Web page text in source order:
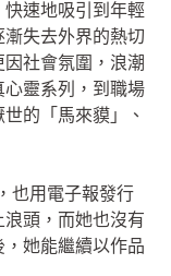
速地吸引到年輕
失去外界的熱切
社會氛圍，浪潮
靈系列，到職場
的「馬來貘」、
也用電子報發行
頭，而她也沒有
她能繼續以作品